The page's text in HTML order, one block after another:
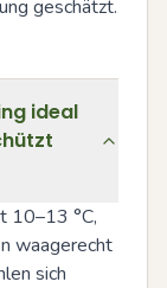
geschätzt.
ideal
10–13 °C,
waagerecht
sich